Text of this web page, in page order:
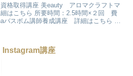
格取得講座 美eauty アロマクラフトマ
はこちら 所要時間：2.5時間×２回 費
バスボム講師養成講座 詳細はこちら 所
Instagram講座